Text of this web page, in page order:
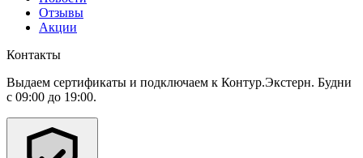
Отзывы
Акции
Контакты
Выдаем сертификаты и подключаем к Контур.Экстерн. Будни
с 09:00 до 19:00.